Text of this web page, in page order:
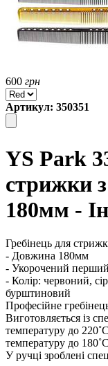
600 грн
Артикул: 350351
YS Park
стрижки
180мм -
Гребінець для
- Довжина 180мм
- Укорочений
- Колір: червоний,
бурштиновий
Професійне
Виготовляється із
температуру до
температуру до
У ручці зроблені